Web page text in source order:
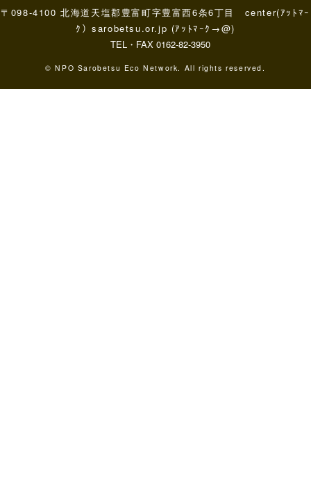
〒098-4100 北海道天塩郡豊富町字豊富西6条6丁目 center(ｱｯﾄﾏｰ
ｸ）sarobetsu.or.jp (ｱｯﾄﾏｰｸ→@)
TEL・FAX 0162-82-3950
© NPO Sarobetsu Eco Network. All rights reserved.